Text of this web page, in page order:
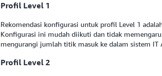
Profil Level 1
Rekomendasi konfigurasi untuk profil Level 1
Konfigurasi ini mudah diikuti dan tidak
mengurangi jumlah titik masuk ke dalam sistem IT
Profil Level 2